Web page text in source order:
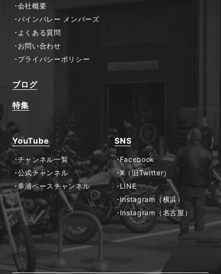
会社概要
パインバレー メンバーズ
よくある質問
お問い合わせ
プライバシーポリシー
ブログ
特集
YouTube
チャンネル一覧
公式チャンネル
幸浦ベースチャンネル
SNS
Facebook
X（旧Twitter）
LINE
Instagram（横浜）
Instagram（名古屋）